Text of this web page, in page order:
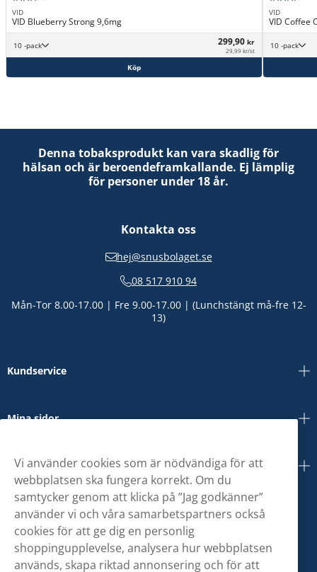
VID
VID Blueberry Strong 9,6mg
10 -pack 299,90 kr
29,99 kr/st
Köp
VID
VID Coffee
10 -pack
Denna tobaksprodukt kan vara skadlig för
hälsan och är beroendeframkallande. Ej lämplig
för personer under 18 år.
Kontakta oss
hej@snusbolaget.se
08 517 910 94
Mån-Tor 8.00-17.00 | Fre 9.00-17.00 | (Lunchstängt må-fre 12-
13)
Kundservice
Mina sidor
Om oss
Vi använder cookies som är nödvändiga för att
webbplatsen ska fungera korrekt. Om du
samtycker genom att klicka på ”Jag godkänner”
använder vi och våra samarbetspartners också
cookies för att ge dig en personlig
shoppingupplevelse, analysera hur webbplatsen
används, skapa riktad annonsering och för att